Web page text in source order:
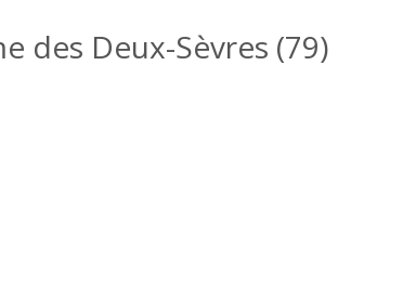
des Deux-Sèvres (79)